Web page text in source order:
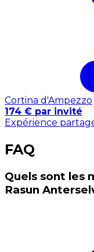
Cortina d'Ampezzo
174 € par invité
Expérience
FAQ
Quels sont les
Rasun